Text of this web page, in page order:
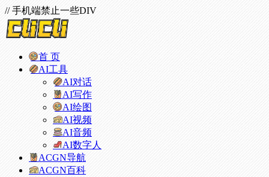
// 手机端禁止一些DIV
首 页
AI工具
AI对话
AI写作
AI绘图
AI视频
AI音频
AI数字人
ACGN导航
ACGN百科